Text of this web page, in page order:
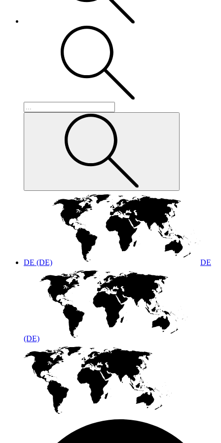
DE (DE) DE
(DE)